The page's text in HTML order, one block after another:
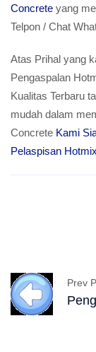
Concrete yang
Telpon / Chat
Atas Prihal yang
Pengaspalan
Kualitas Terbaru
mudah dalam
Concrete Kami
Pelaspisan Hotmix
Prev